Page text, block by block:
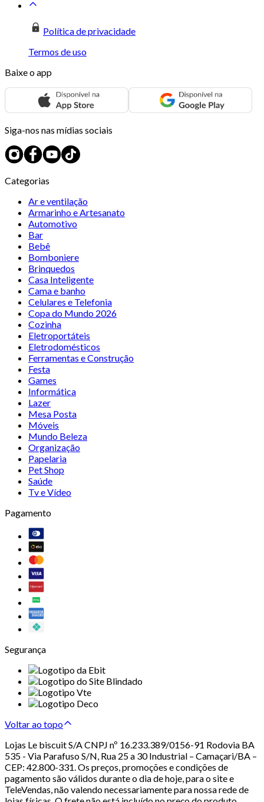
Política de privacidade
Termos de uso
Baixe o app
Siga-nos nas mídias sociais
Categorias
Ar e ventilação
Armarinho e Artesanato
Automotivo
Bar
Bebê
Bomboniere
Brinquedos
Casa Inteligente
Cama e banho
Celulares e Telefonia
Copa do Mundo 2026
Cozinha
Eletroportáteis
Eletrodomésticos
Ferramentas e Construção
Festa
Games
Informática
Lazer
Mesa Posta
Móveis
Mundo Beleza
Organização
Papelaria
Pet Shop
Saúde
Tv e Vídeo
Pagamento
Segurança
Voltar ao topo
Lojas Le biscuit S/A CNPJ nº 16.233.389/0156-91 Rodovia BA
535 - Via Parafuso S/N, Rua 25 a 30 Industrial – Camaçari/BA –
CEP: 42.800-331. Os preços, promoções e condições de
pagamento são válidos durante o dia de hoje, para o site e
TeleVendas, não valendo necessariamente para nossa rede de